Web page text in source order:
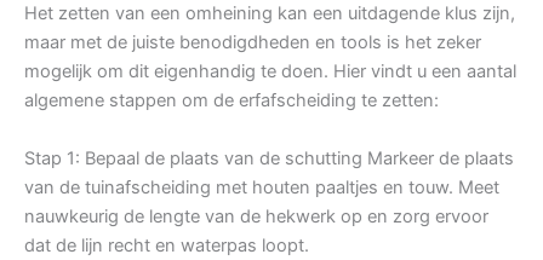
Het zetten van een omheining kan een uitdagende klus zijn,
maar met de juiste benodigdheden en tools is het zeker
mogelijk om dit eigenhandig te doen. Hier vindt u een aantal
algemene stappen om de erfafscheiding te zetten:
Stap 1: Bepaal de plaats van de schutting Markeer de plaats
van de tuinafscheiding met houten paaltjes en touw. Meet
nauwkeurig de lengte van de hekwerk op en zorg ervoor
dat de lijn recht en waterpas loopt.